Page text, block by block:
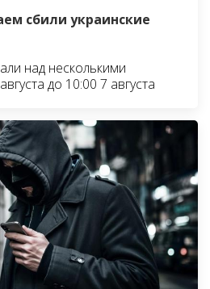
сбили украинские
над несколькими
до 10:00 7 августа